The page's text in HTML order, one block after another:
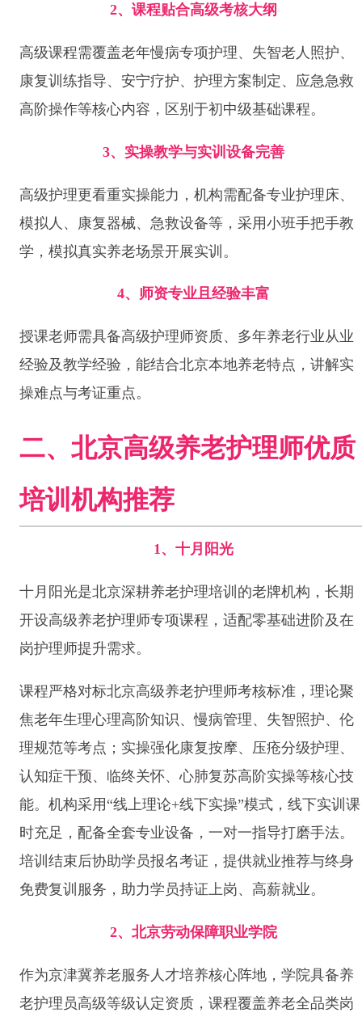
2、课程贴合高级考核大纲
高级课程需覆盖老年慢病专项护理、失智老人照护、
康复训练指导、安宁疗护、护理方案制定、应急急救
高阶操作等核心内容，区别于初中级基础课程。
3、实操教学与实训设备完善
高级护理更看重实操能力，机构需配备专业护理床、
模拟人、康复器械、急救设备等，采用小班手把手教
学，模拟真实养老场景开展实训。
4、师资专业且经验丰富
授课老师需具备高级护理师资质、多年养老行业从业
经验及教学经验，能结合北京本地养老特点，讲解实
操难点与考证重点。
二、北京高级养老护理师优质
培训机构推荐
1、十月阳光
十月阳光是北京深耕养老护理培训的老牌机构，长期
开设高级养老护理师专项课程，适配零基础进阶及在
岗护理师提升需求。
课程严格对标北京高级养老护理师考核标准，理论聚
焦老年生理心理高阶知识、慢病管理、失智照护、伦
理规范等考点；实操强化康复按摩、压疮分级护理、
认知症干预、临终关怀、心肺复苏高阶实操等核心技
能。机构采用“线上理论+线下实操”模式，线下实训课
时充足，配备全套专业设备，一对一指导打磨手法。
培训结束后协助学员报名考证，提供就业推荐与终身
免费复训服务，助力学员持证上岗、高薪就业。
2、北京劳动保障职业学院
作为京津冀养老服务人才培养核心阵地，学院具备养
老护理员高级等级认定资质，课程覆盖养老全品类岗